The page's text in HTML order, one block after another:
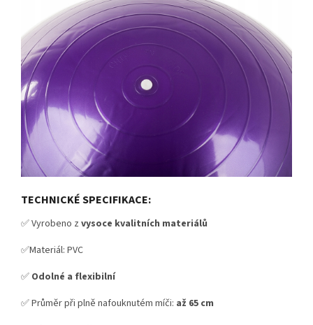
TECHNICKÉ SPECIFIKACE:
✅ Vyrobeno z vysoce kvalitních materiálů
✅Materiál: PVC
✅ Odolné a flexibilní
✅ Průměr při plně nafouknutém míči: až 65 cm